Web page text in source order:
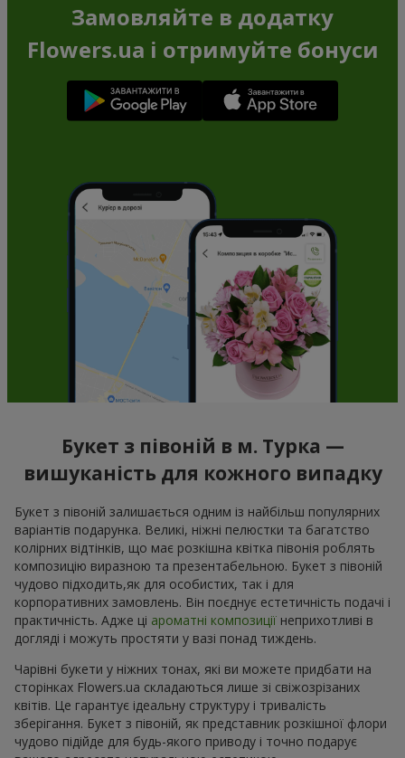
Замовляйте в додатку
Flowers.ua і отримуйте бонуси
Букет з півоній в м. Турка —
вишуканість для кожного випадку
Букет з півоній залишається одним із найбільш популярних
варіантів подарунка. Великі, ніжні пелюстки та багатство
колірних відтінків, що має розкішна квітка півонія роблять
композицію виразною та презентабельною. Букет з півоній
чудово підходить,як для особистих, так і для
корпоративних замовлень. Він поєднує естетичність подачі і
практичність. Адже ці ароматні композиції неприхотливі в
догляді і можуть простяти у вазі понад тиждень.
Чарівні букети у ніжних тонах, які ви можете придбати на
сторінках Flowers.ua складаються лише зі свіжозрізаних
квітів. Це гарантує ідеальну структуру і тривалість
зберігання. Букет з півоній, як представник розкішної флори
чудово підійде для будь-якого приводу і точно подарує